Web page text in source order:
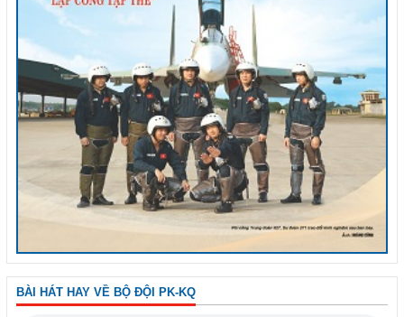
BÀI HÁT HAY VỀ BỘ ĐỘI PK-KQ